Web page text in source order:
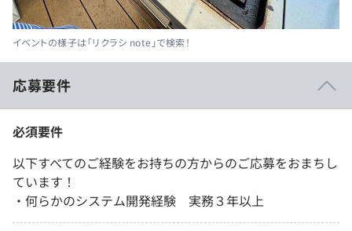
イベントの様子は「リクラシ note」で検索！
応募要件
必須要件
以下すべてのご経験をお持ちの方からのご応募をおまちし
ています！
・何らかのシステム開発経験 実務３年以上